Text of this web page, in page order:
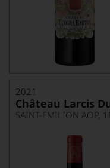
2021
Château Larcis
SAINT-EMILION AOP,